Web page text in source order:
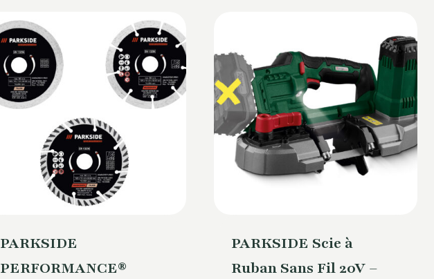
PARKSIDE
PERFORMANCE®
PARKSIDE Scie à
Ruban Sans Fil 20V –